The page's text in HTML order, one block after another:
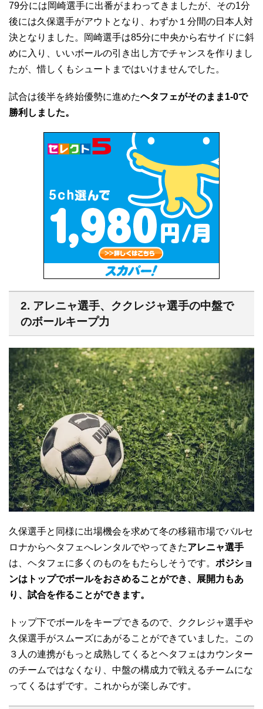
79分には岡崎選手に出番がまわってきましたが、その1分
後には久保選手がアウトとなり、わずか１分間の日本人対
決となりました。岡崎選手は85分に中央から右サイドに斜
めに入り、いいボールの引き出し方でチャンスを作りまし
たが、惜しくもシュートまではいけませんでした。
試合は後半を終始優勢に進めたヘタフェがそのまま1-0で
勝利しました。
2. アレニャ選手、ククレジャ選手の中盤で
のボールキープ力
久保選手と同様に出場機会を求めて冬の移籍市場でバルセ
ロナからヘタフェへレンタルでやってきたアレニャ選手
は、ヘタフェに多くのものをもたらしそうです。 ポジショ
ンはトップでボールをおさめることができ、展開力もあ
り、試合を作ることができます。
トップ下でボールをキープできるので、ククレジャ選手や
久保選手がスムーズにあがることができていました。この
３人の連携がもっと成熟してくるとヘタフェはカウンター
のチームではなくなり、中盤の構成力で戦えるチームにな
ってくるはずです。これからが楽しみです。